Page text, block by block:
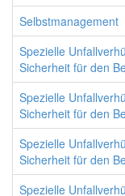
Selbstmanagement
Spezielle
Sicherheit für den
Spezielle
Sicherheit für den
Spezielle
Sicherheit für den
Spezielle